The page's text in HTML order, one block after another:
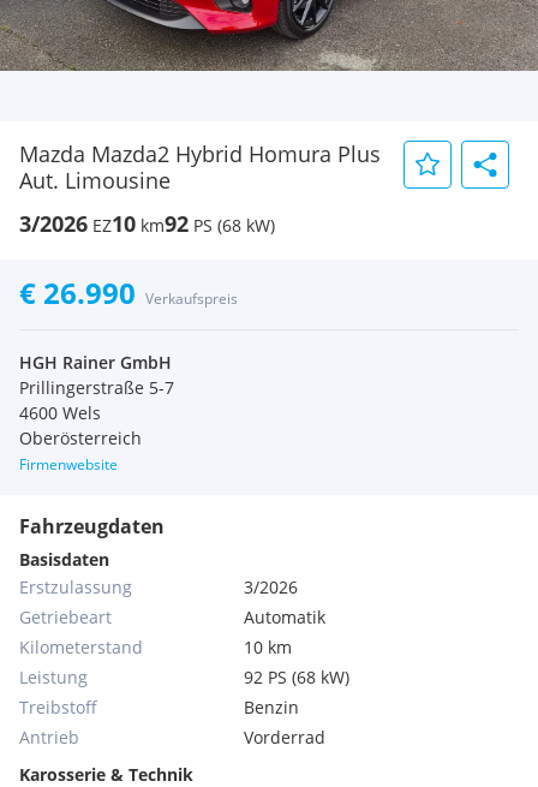
Mazda Mazda2 Hybrid Homura Plus
Aut. Limousine
3/2026 EZ10 km92 PS (68 kW)
€ 26.990 Verkaufspreis
HGH Rainer GmbH
Prillingerstraße 5-7
4600 Wels
Oberösterreich
Firmenwebsite
Fahrzeugdaten
Basisdaten
Erstzulassung
3/2026
Getriebeart
Automatik
Kilometerstand
10 km
Leistung
92 PS (68 kW)
Treibstoff
Benzin
Antrieb
Vorderrad
Karosserie & Technik